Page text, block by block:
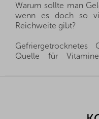
Warum sollte man
wenn es doch so
Reichweite gibt?
Quelle für
über zur Verfügung